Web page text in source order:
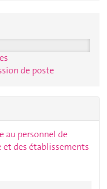
de poste
au personnel de
des établissements